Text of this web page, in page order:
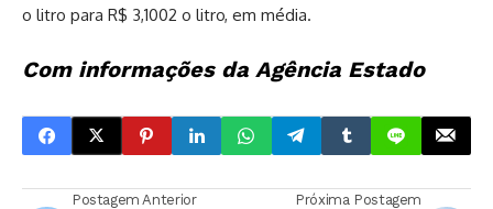
o litro para R$ 3,1002 o litro, em média.
Com informações da Agência Estado
Postagem Anterior Próxima Postagem